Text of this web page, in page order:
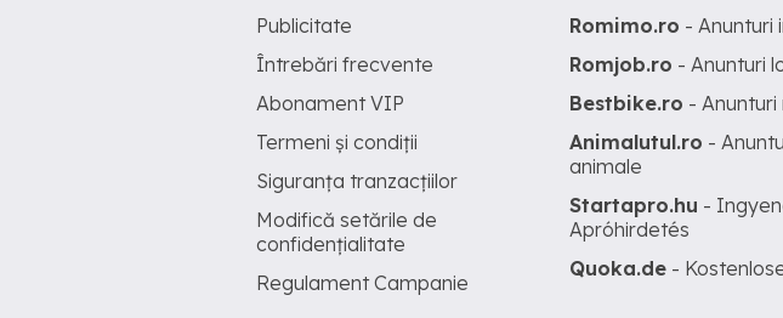
Publicitate
Întrebări frecvente
Abonament VIP
Termeni și condiții
Siguranța tranzacțiilor
Modifică setările de
confidențialitate
Regulament Campanie
Romimo.ro - Anunturi
Romjob.ro - Anunturi
Bestbike.ro -
Animalutul.ro -
animale
Startapro.hu -
Apróhirdetés
Quoka.de -